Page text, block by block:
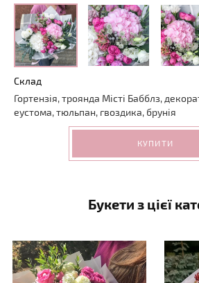
Склад
Гортензія, троянда Місті Бабблз,
еустома, тюльпан, гвоздика, брунія
КУПИТИ
Букети з цієї